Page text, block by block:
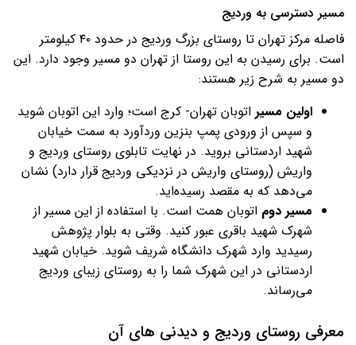
مسیر دسترسی به وردیج
فاصله مرکز تهران تا روستای بزرگ وردیج در حدود ۴۰ کیلومتر
است. برای رسیدن به این روستا از تهران دو مسیر وجود دارد. این
دو مسیر به شرح زیر هستند:
اولین مسیر اتوبان تهران- کرج است؛ وارد این اتوبان شوید
و سپس از ورودی پمپ بنزین وردآورد به سمت خیابان
شهید اردستانی بروید. در نهایت تابلوی روستای وردیج و
واریش (روستای واریش در نزدیکی وردیج قرار دارد) نشان
می‌دهد که به مقصد رسیده‌اید.
مسیر دوم اتوبان همت است. با استفاده از این مسیر از
شهرک شهید باقری عبور کنید. وقتی به بلوار پژوهش
رسیدید وارد شهرک دانشگاه شریف شوید. خیابان شهید
اردستانی در این شهرک شما را به روستای زیبای وردیج
می‌رساند.
معرفی روستای وردیج و دیدنی های آن